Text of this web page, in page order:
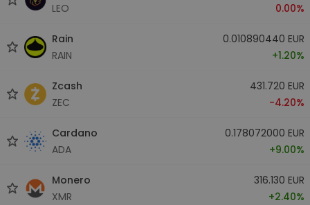
LEO
0.00%
Rain
RAIN
0.010890440 EUR
+1.20%
Zcash
ZEC
431.720 EUR
-4.20%
Cardano
ADA
0.178072000 EUR
+9.00%
Monero
XMR
316.130 EUR
+2.40%